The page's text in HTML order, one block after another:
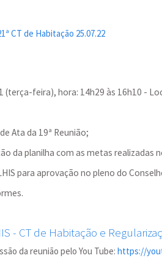
CT de Habitação 25.07.22
(terça-feira), hora: 14h29 às 16h10 -
Ata da 19ª Reunião;
da planilha com as metas realizadas
para aprovação no pleno do
- CT de Habitação e
da reunião pelo You Tube: https://